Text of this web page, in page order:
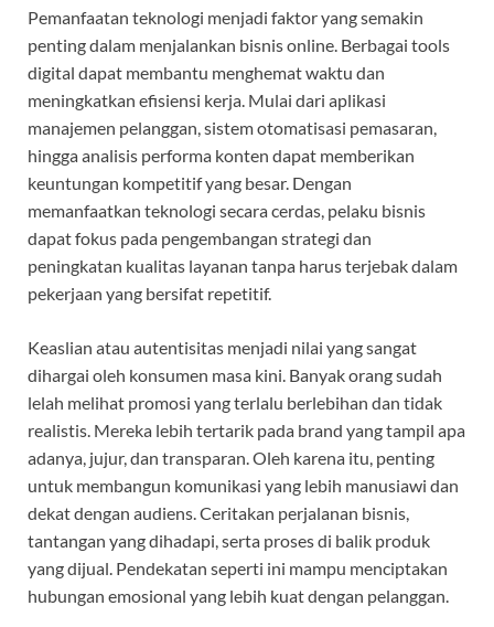
Pemanfaatan teknologi menjadi faktor yang semakin
penting dalam menjalankan bisnis online. Berbagai tools
digital dapat membantu menghemat waktu dan
meningkatkan efisiensi kerja. Mulai dari aplikasi
manajemen pelanggan, sistem otomatisasi pemasaran,
hingga analisis performa konten dapat memberikan
keuntungan kompetitif yang besar. Dengan
memanfaatkan teknologi secara cerdas, pelaku bisnis
dapat fokus pada pengembangan strategi dan
peningkatan kualitas layanan tanpa harus terjebak dalam
pekerjaan yang bersifat repetitif.
Keaslian atau autentisitas menjadi nilai yang sangat
dihargai oleh konsumen masa kini. Banyak orang sudah
lelah melihat promosi yang terlalu berlebihan dan tidak
realistis. Mereka lebih tertarik pada brand yang tampil apa
adanya, jujur, dan transparan. Oleh karena itu, penting
untuk membangun komunikasi yang lebih manusiawi dan
dekat dengan audiens. Ceritakan perjalanan bisnis,
tantangan yang dihadapi, serta proses di balik produk
yang dijual. Pendekatan seperti ini mampu menciptakan
hubungan emosional yang lebih kuat dengan pelanggan.